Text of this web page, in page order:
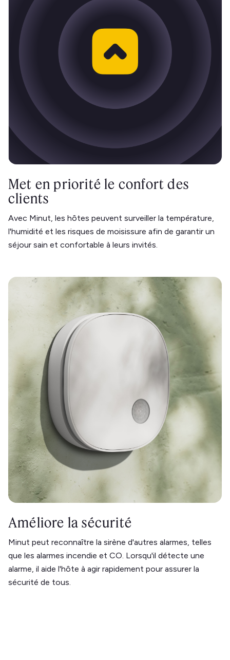
Met en priorité le confort des
clients
Avec Minut, les hôtes peuvent surveiller la température,
l'humidité et les risques de moisissure afin de garantir un
séjour sain et confortable à leurs invités.
Améliore la sécurité
Minut peut reconnaître la sirène d'autres alarmes, telles
que les alarmes incendie et CO. Lorsqu'il détecte une
alarme, il aide l'hôte à agir rapidement pour assurer la
sécurité de tous.